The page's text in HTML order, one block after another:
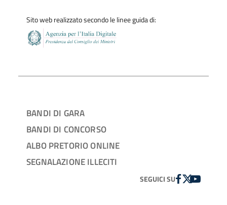
Sito web realizzato secondo le linee guida di:
BANDI DI GARA
BANDI DI CONCORSO
ALBO PRETORIO ONLINE
SEGNALAZIONE ILLECITI
SEGUICI SUFACEBOOK
TWITTER
YOUTUBE